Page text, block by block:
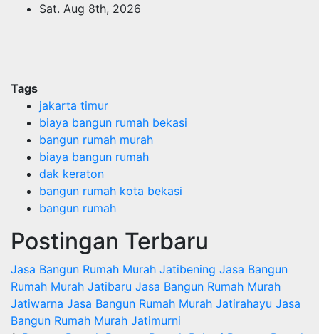
Sat. Aug 8th, 2026
Tags
jakarta timur
biaya bangun rumah bekasi
bangun rumah murah
biaya bangun rumah
dak keraton
bangun rumah kota bekasi
bangun rumah
Postingan Terbaru
Jasa Bangun Rumah Murah Jatibening Jasa Bangun
Rumah Murah Jatibaru Jasa Bangun Rumah Murah
Jatiwarna Jasa Bangun Rumah Murah Jatirahayu Jasa
Bangun Rumah Murah Jatimurni